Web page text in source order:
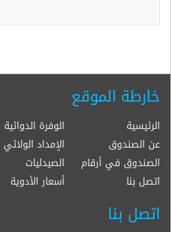
خارطة الموقع
الرئيسية الوفرة الدوائية
عن الصندوق
الإمداد الولائي
الصندوق في أرقام
الصيدليات
اتصل بنا
أسعار الأدوية
اتصل بنا